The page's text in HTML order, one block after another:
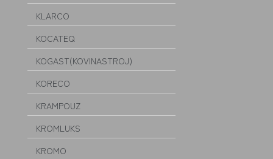
KLARCO
KOCATEQ
KOGAST(KOVINASTROJ)
KORECO
KRAMPOUZ
KROMLUKS
KROMO